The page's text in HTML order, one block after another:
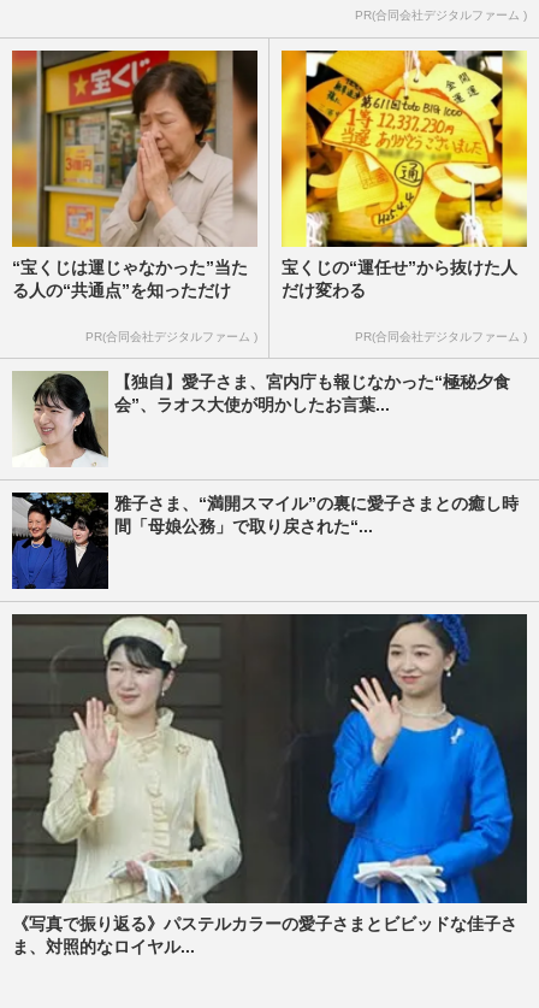
PR(合同会社デジタルファーム )
“宝くじは運じゃなかった”当た
る人の“共通点”を知っただけ
PR(合同会社デジタルファーム )
宝くじの“運任せ”から抜けた人
だけ変わる
PR(合同会社デジタルファーム )
【独自】愛子さま、宮内庁も報じなかった“極秘夕食
会”、ラオス大使が明かしたお言葉...
雅子さま、“満開スマイル”の裏に愛子さまとの癒し時
間「母娘公務」で取り戻された“...
《写真で振り返る》パステルカラーの愛子さまとビビッドな佳子さ
ま、対照的なロイヤル...